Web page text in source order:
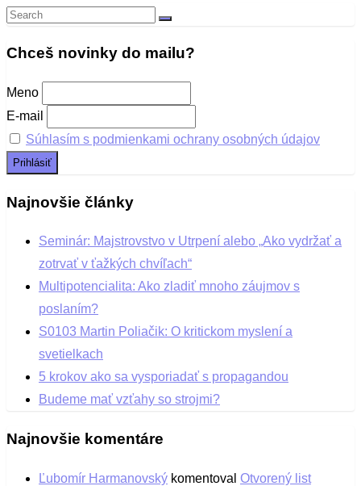
Search
Chceš novinky do mailu?
Meno
E-mail
Súhlasím s podmienkami ochrany osobných údajov
Najnovšie články
Seminár: Majstrovstvo v Utrpení alebo „Ako vydržať a
zotrvať v ťažkých chvíľach“
Multipotencialita: Ako zladiť mnoho záujmov s
poslaním?
S0103 Martin Poliačik: O kritickom myslení a
svetielkach
5 krokov ako sa vysporiadať s propagandou
Budeme mať vzťahy so strojmi?
Najnovšie komentáre
Ľubomír Harmanovský komentoval Otvorený list